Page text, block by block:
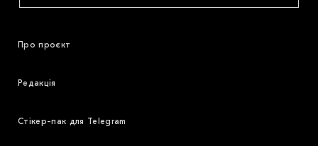
Про проєкт
Редакція
Стікер-пак для Telegram